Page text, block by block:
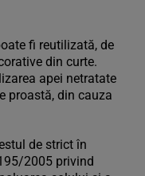
fi reutilizată, de
din curte.
apei netratate
proastă, din cauza
de strict în
2005 privind